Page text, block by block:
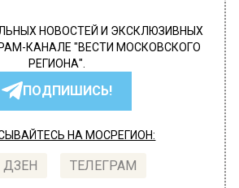
НОВОСТЕЙ И ЭКСКЛЮЗИВНЫХ
КАНАЛЕ "ВЕСТИ МОСКОВСКОГО
РЕГИОНА".
ПОДПИШИСЬ!
НА МОСРЕГИОН:
ДЗЕН ТЕЛЕГРАМ